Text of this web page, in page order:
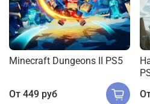
Minecraft Dungeons II PS5
От 449 руб